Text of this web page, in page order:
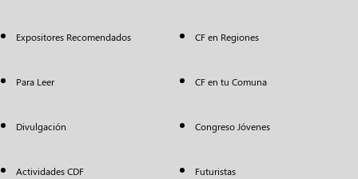
Expositores Recomendados
Para Leer
Divulgación
Actividades CDF
CF en Regiones
CF en tu Comuna
Congreso Jóvenes
Futuristas